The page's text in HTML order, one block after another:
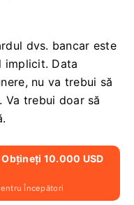
dvs. bancar este
implicit. Data
nu va trebui să
Va trebui doar să
10.000 USD
Începători